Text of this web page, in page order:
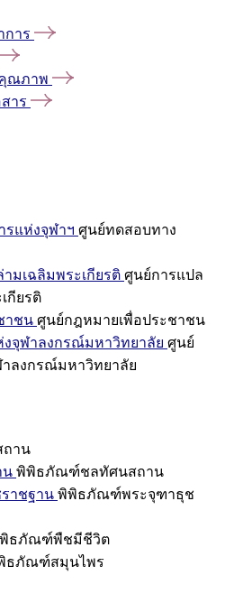
การ
คุณภาพ
าร
รแห่งจุฬาฯ ศูนย์ทดสอบทาง
มเฉลิมพระเกียรติ ศูนย์การแปล
กียรติ
าชน ศูนย์กฎหมายเพื่อประชาชน
จุฬาลงกรณ์มหาวิทยาลัย ศูนย์
ลงกรณ์มหาวิทยาลัย
ถาน
น พิพิธภัณฑ์ชลทัศนสถาน
าชฐาน พิพิธภัณฑ์พระจุฑาธุช
ธภัณฑ์พืชมีชีวิต
ธภัณฑ์สมุนไพร